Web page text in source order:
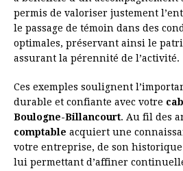
permis de valoriser justement
le passage de témoin dans des
optimales, préservant ainsi le
assurant la pérennité de l’activité.
Ces exemples soulignent
durable et confiante avec votre
Boulogne-Billancourt. Au fil des
comptable acquiert une
votre entreprise, de son historique
lui permettant d’affiner